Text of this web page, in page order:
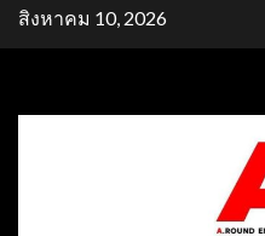
Skipสิงหาคม 10, 2026